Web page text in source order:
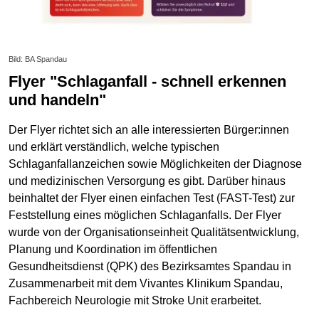
Bild: BA Spandau
Flyer "Schlaganfall - schnell erkennen
und handeln"
Der Flyer richtet sich an alle interessierten Bürger:innen
und erklärt verständlich, welche typischen
Schlaganfallanzeichen sowie Möglichkeiten der Diagnose
und medizinischen Versorgung es gibt. Darüber hinaus
beinhaltet der Flyer einen einfachen Test (FAST-Test) zur
Feststellung eines möglichen Schlaganfalls. Der Flyer
wurde von der Organisationseinheit Qualitätsentwicklung,
Planung und Koordination im öffentlichen
Gesundheitsdienst (QPK) des Bezirksamtes Spandau in
Zusammenarbeit mit dem Vivantes Klinikum Spandau,
Fachbereich Neurologie mit Stroke Unit erarbeitet.